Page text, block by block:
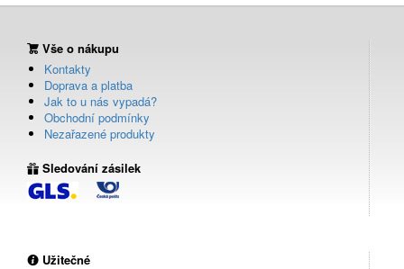
Vše o nákupu
Kontakty
Doprava a platba
Jak to u nás vypadá?
Obchodní podmínky
Nezařazené produkty
Sledování zásilek
Užitečné